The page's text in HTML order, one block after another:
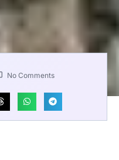
No Comments